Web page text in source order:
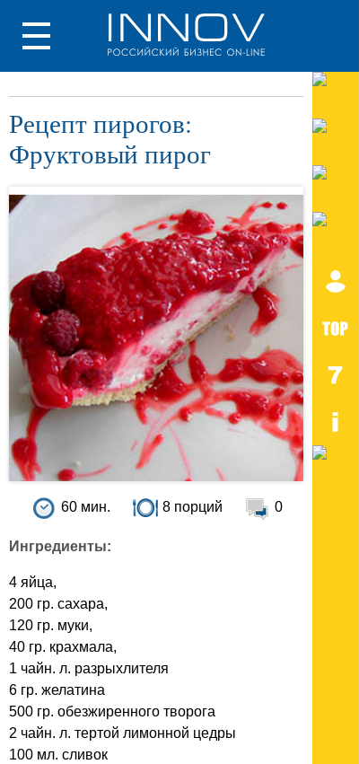
Рецепт пирогов:
Фруктовый пирог
60 мин. 8 порций 0
Ингредиенты:
4 яйца,
200 гр. сахара,
120 гр. муки,
40 гр. крахмала,
1 чайн. л. разрыхлителя
6 гр. желатина
500 гр. обезжиренного творога
2 чайн. л. тертой лимонной цедры
100 мл. сливок